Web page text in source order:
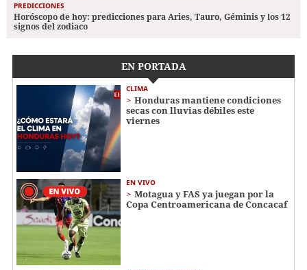
PREDICCIONES
Horóscopo de hoy: predicciones para Aries, Tauro, Géminis y los 12
signos del zodiaco
EN PORTADA
CLIMA
Honduras mantiene condiciones
secas con lluvias débiles este
viernes
EN VIVO
Motagua y FAS ya juegan por la
Copa Centroamericana de Concacaf